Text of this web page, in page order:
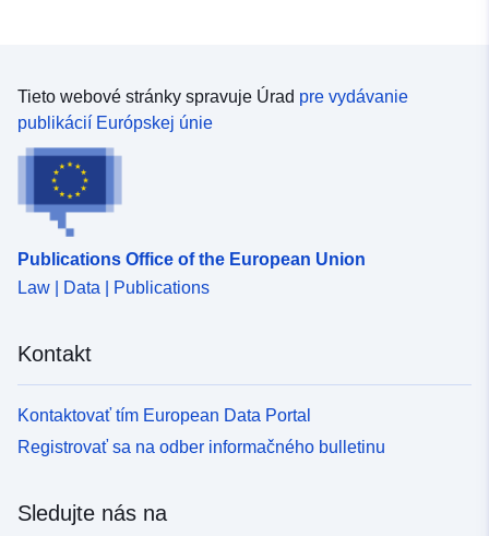
Tieto webové stránky spravuje Úrad pre vydávanie
publikácií Európskej únie
Publications Office of the European Union
Law | Data | Publications
Kontakt
Kontaktovať tím European Data Portal
Registrovať sa na odber informačného bulletinu
Sledujte nás na